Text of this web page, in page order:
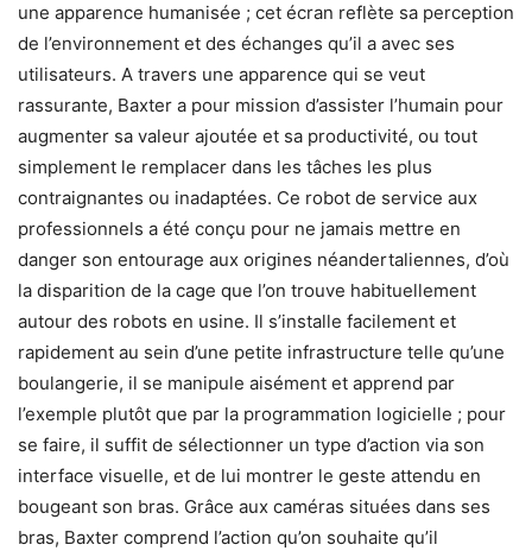
une apparence humanisée ; cet écran reflète sa perception
de l’environnement et des échanges qu’il a avec ses
utilisateurs. A travers une apparence qui se veut
rassurante, Baxter a pour mission d’assister l’humain pour
augmenter sa valeur ajoutée et sa productivité, ou tout
simplement le remplacer dans les tâches les plus
contraignantes ou inadaptées. Ce robot de service aux
professionnels a été conçu pour ne jamais mettre en
danger son entourage aux origines néandertaliennes, d’où
la disparition de la cage que l’on trouve habituellement
autour des robots en usine. Il s’installe facilement et
rapidement au sein d’une petite infrastructure telle qu’une
boulangerie, il se manipule aisément et apprend par
l’exemple plutôt que par la programmation logicielle ; pour
se faire, il suffit de sélectionner un type d’action via son
interface visuelle, et de lui montrer le geste attendu en
bougeant son bras. Grâce aux caméras situées dans ses
bras, Baxter comprend l’action qu’on souhaite qu’il